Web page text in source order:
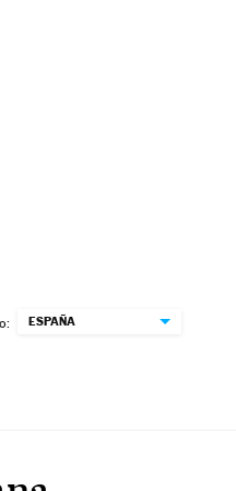
ESPAÑA